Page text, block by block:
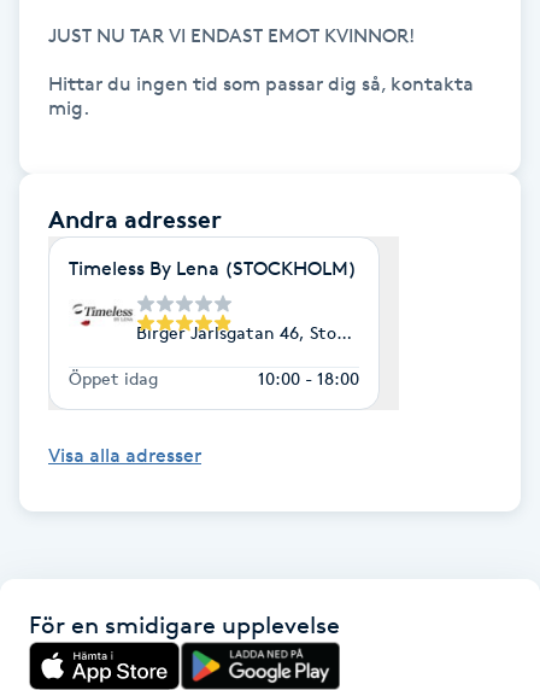
Frekvensterapi
Friskvårdsmassage
Färgning
Gelenaglar
JUST NU TAR VI ENDAST EMOT KVINNOR!
Hittar du ingen tid som passar dig så, kontakta
mig.
Andra adresser
Timeless By Lena (STOCKHOLM)
Birger Jarlsgatan 46, Stockholm
Öppet idag 10:00 - 18:00
Visa alla adresser
För en smidigare upplevelse